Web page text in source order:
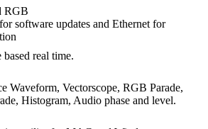
RGB
software updates and Ethernet for
real time.
Waveform, Vectorscope, RGB Parade,
Histogram, Audio phase and level.